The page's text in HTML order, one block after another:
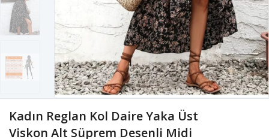
Kadın Reglan Kol Daire Yaka Üst
Viskon Alt Süprem Desenli Midi